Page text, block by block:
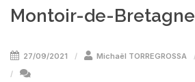
Montoir-de-Bretagne
27/09/2021 Michaël TORREGROSSA